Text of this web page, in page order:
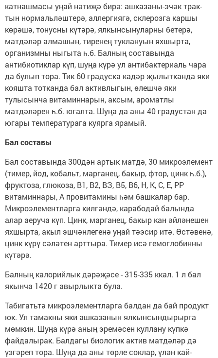
катнашмасы уңай нәтиҗә бирә: ашказаны-эчәк трак­
тын нормальләштерә, ал­лергиягә, склерозга каршы
көрәшә, тонусны күтәрә, ялкынсынуларны бетерә,
матдәләр алмашын, тире­нең туклануын яхшырта,
организмны ныгыта һ.б. Балның составында
антибиотиклар күп, шуңа күрә ул антибактериаль чара
да булып тора. Тик 60 градус­ка кадәр җылытканда яки
кояшта тотканда бал актив­лыгын, өлешчә яки
тулысынча витаминнарын, аксым, ароматлы
матдәләрен һ.б. югалта. Шуңа да аны 40 градустан да
югары темпе­ратурага куярга ярамый.
Бал составы
Бал составында 300дән артык матдә, 30 микроэле­мент
(тимер, йод, кобальт, марганец, бакыр, фтор, цинк һ.б.),
фруктоза, глюкоза, В1, В2, ВЗ, В5, В6, Н, К, С, Е, РР
витаминнары, А провитами­ны һәм башкалар бар.
Микро­элементларга килгәндә, карабодай балында
алар аеруча күп. Цинк, марга­нец, бакыр кан әйләнешен
яхшырта, акыл эшчәнлегенә уңай тәэсир итә. Өстәвенә,
цинк күрү сәләтен арттыра. Тимер исә гемоглобинны
күтәрә.
Балның калорийлык дәрәҗәсе - 315-335 ккал. 1 л бал
якынча 1420 г авыр­лыкта була.
Табигатьтә микроэле­ментларга балдан да бай продукт
юк. Ул тамакны яки ашказанын ялкынсындырырга
мөмкин. Шуңа күрә аның эремәсен куллану күпкә
файдалырак. Балдагы биологик актив матдәләр дә
үзгәреп тора. Шуңа да аны төрле соклар, үлән кай­